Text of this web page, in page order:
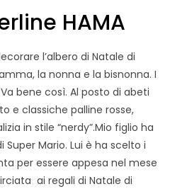
HAMA
l’albero di Natale di
la nonna e la bisnonna. I
bene così. Al posto di abeti
e classiche palline rosse,
in stile “nerdy”.Mio figlio ha
Mario. Lui è ha scelto i
per essere appesa nel mese
ai regali di Natale di